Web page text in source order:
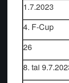
1.7.2023
4. F-Cup
26
8. tai